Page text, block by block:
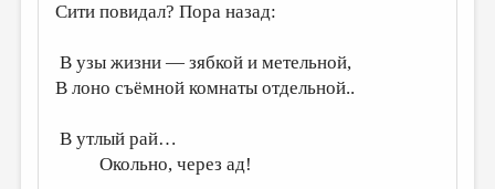
Сити повидал? Пора назад:
В узы жизни — зябкой и метельной,
В лоно съёмной комнаты отдельной..
В утлый рай…
Окольно, через ад!